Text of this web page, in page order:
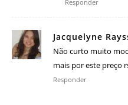
Responder
Jacquelyne
Não curto muito
mais por este preço
Responder